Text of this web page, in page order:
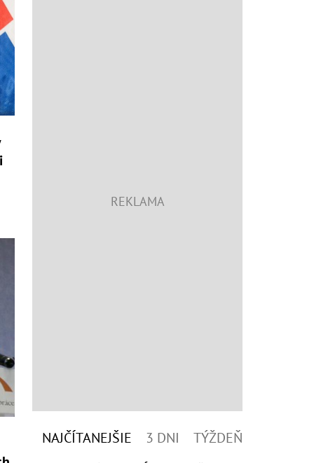
NAJČÍTANEJŠIE 3 DNI TÝŽDEŇ